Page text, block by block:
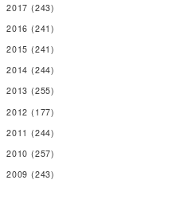
2017 (243)
2016 (241)
2015 (241)
2014 (244)
2013 (255)
2012 (177)
2011 (244)
2010 (257)
2009 (243)